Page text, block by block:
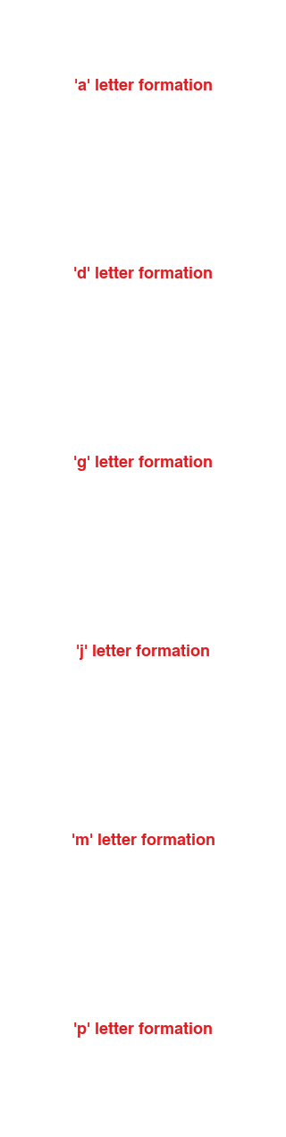
'a' letter formation
'd' letter formation
'g' letter formation
'j' letter formation
'm' letter formation
'p' letter formation